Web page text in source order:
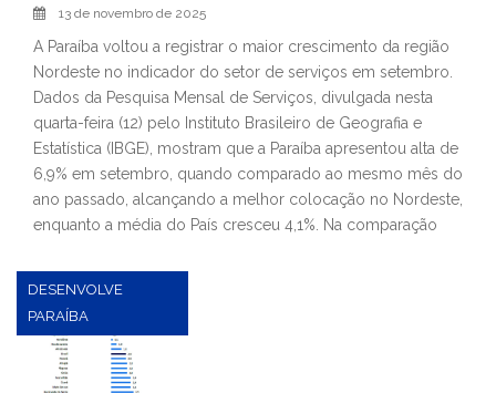
13 de novembro de 2025
A Paraíba voltou a registrar o maior crescimento da região
Nordeste no indicador do setor de serviços em setembro.
Dados da Pesquisa Mensal de Serviços, divulgada nesta
quarta-feira (12) pelo Instituto Brasileiro de Geografia e
Estatística (IBGE), mostram que a Paraíba apresentou alta de
6,9% em setembro, quando comparado ao mesmo mês do
ano passado, alcançando a melhor colocação no Nordeste,
enquanto a média do País cresceu 4,1%. Na comparação
DESENVOLVE
PARAÍBA